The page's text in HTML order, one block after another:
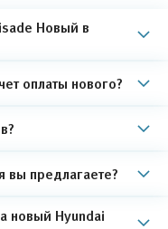
Новый в
оплаты нового?
вы предлагаете?
новый Hyundai